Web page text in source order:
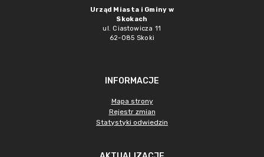
Urząd Miasta i Gminy w
Skokach
ul. Ciastowicza 11
62-085 Skoki
INFORMACJE
Mapa strony
Rejestr zmian
Statystyki odwiedzin